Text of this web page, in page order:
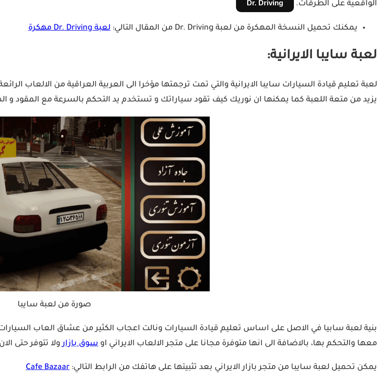
الواقعية على الطرقات. Dr. Driving
يمكنك تحميل النسخة المهكرة من لعبة Dr. Driving من المقال التالي: لعبة Dr. Driving مهكرة
لعبة سايبا الايرانية:
لعبة تعليم قيادة السيارات سايبا الايرانية والتي تمت ترجمتها مؤخرا الى العربية العراقية من الالعاب
يزيد من متعة اللعبة كما يمكنها ان نوريك كيف تقود سياراتك و تستخدم يد التحكم بالسرعة مع المقود و
صورة من لعبة سايبا
بنية لعبة سابيا في الاصل على اساس تعليم قيادة السيارات ونالت اعجاب الكثير من عشاق العاب
معها والتحكم بها، بالاضافة الى انها متوفرة مجانا على متجر الالعاب الايراني او سوق بازار ولا تتوفر حتى
يمكن تحميل لعبة سايبا من متجر بازار الايراني بعد تثبيتها على هاتفك من الرابط التالي: Cafe Bazaar